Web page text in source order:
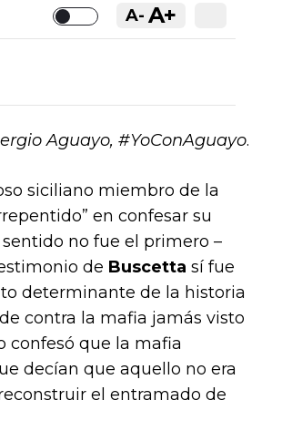
Toggle
A- A+
Aguayo, #YoConAguayo.
siciliano miembro de la
en confesar su
no fue el primero –
de Buscetta sí fue
determinante de la historia
contra la mafia jamás visto
confesó que la mafia
decían que aquello no era
el entramado de